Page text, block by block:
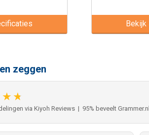
zeggen
via Kiyoh Reviews | 95% beveelt